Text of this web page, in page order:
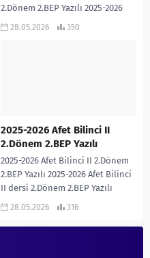
2.Dönem 2.BEP Yazılı 2025-2026
Medya Okuryazarlığı dersi
28.05.2026 350
2025-2026 Afet Bilinci II
2.Dönem 2.BEP Yazılı
2025-2026 Afet Bilinci II 2.Dönem
2.BEP Yazılı 2025-2026 Afet Bilinci
II dersi 2.Dönem 2.BEP Yazılı
sınavıdır. Cevap Anahtarı eklidir…
28.05.2026 316